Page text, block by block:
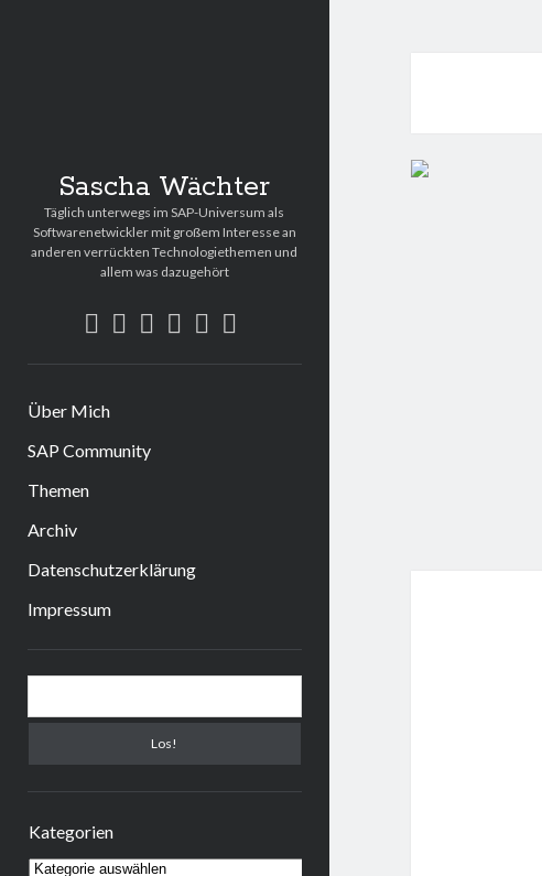
Sascha Wächter
Täglich unterwegs im SAP-Universum als
Softwarenetwickler mit großem Interesse an
anderen verrückten Technologiethemen und
allem was dazugehört
twitter
linkedin
rss emailgithub
Über Mich
SAP Community
Themen
Archiv
Datenschutzerklärung
Impressum
Sidebar
Kategorien
Kategorien